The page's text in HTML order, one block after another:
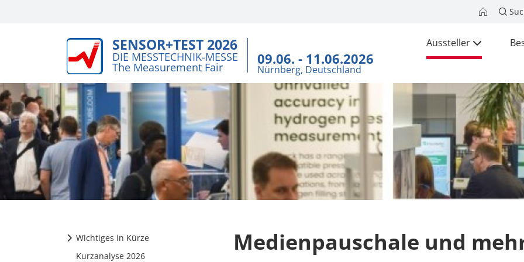
SENSOR+TEST 2026
DIE MESSTECHNIK-MESSE
The Measurement Fair 09.06. - 11.06.2026
Nürnberg, Deutschland
Aussteller
Wichtiges in Kürze
Kurzanalyse 2026
Medienpauschale und